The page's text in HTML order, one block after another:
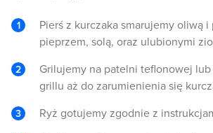
Pierś z kurczaka smarujemy oliwą
pieprzem, solą, oraz ulubionymi
Grilujemy na patelni teflonowej
grillu aż do zarumienienia się
Ryż gotujemy zgodnie z